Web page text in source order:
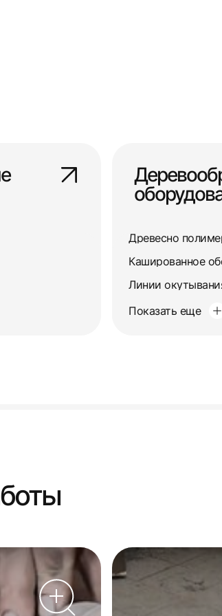
Древесно
Кашированное
Линии
Показать еще